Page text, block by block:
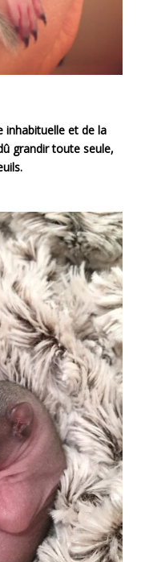
inhabituelle et de la
grandir toute seule,